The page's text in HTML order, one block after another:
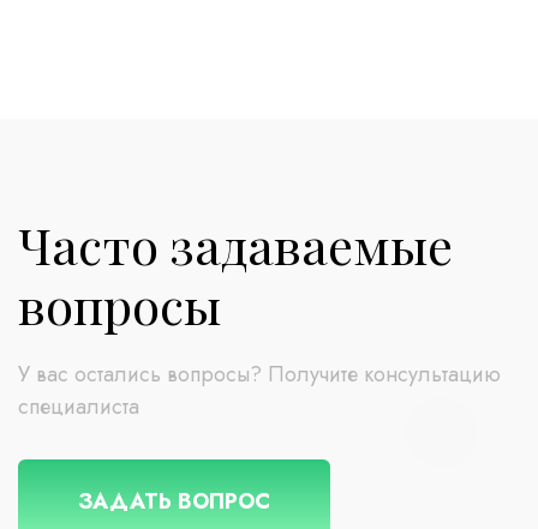
Часто задаваемые
вопросы
У вас остались вопросы? Получите консультацию
специалиста
ЗАДАТЬ ВОПРОС